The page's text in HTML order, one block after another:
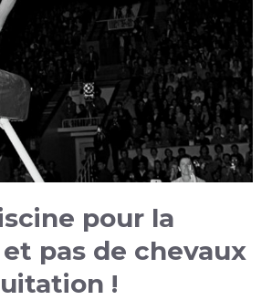
pour la
pas de chevaux
!